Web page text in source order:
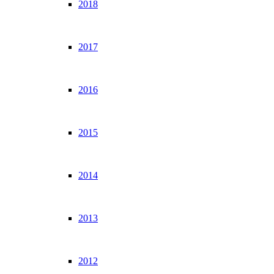
2018
2017
2016
2015
2014
2013
2012